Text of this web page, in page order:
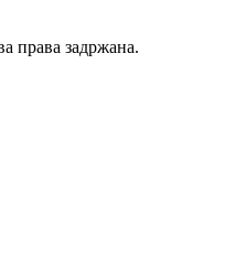
права задржана.